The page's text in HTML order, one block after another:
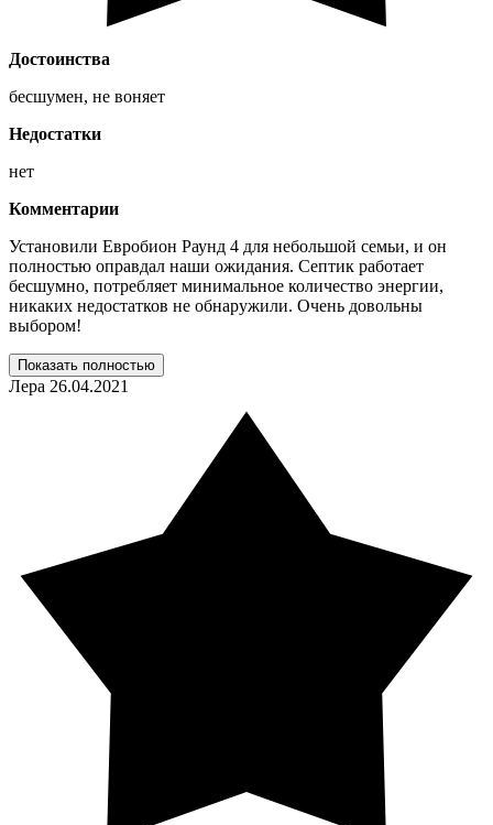
Достоинства
бесшумен, не воняет
Недостатки
нет
Комментарии
Установили Евробион Раунд 4 для небольшой семьи, и он
полностью оправдал наши ожидания. Септик работает
бесшумно, потребляет минимальное количество энергии,
никаких недостатков не обнаружили. Очень довольны
выбором!
Показать полностью
Лера 26.04.2021